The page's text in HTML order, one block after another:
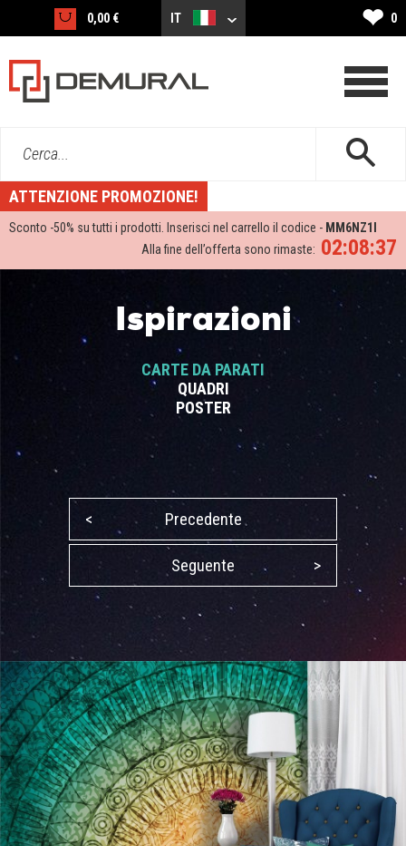
0,00 € IT ❤ 0
Cerca...
ATTENZIONE PROMOZIONE!
Sconto -50% su tutti i prodotti. Inserisci nel carrello il codice - MM6NZ1I
02:08:36
Alla fine dell’offerta sono rimaste:
Ispirazioni
CARTE DA PARATI
QUADRI
POSTER
< Precedente
Seguente >